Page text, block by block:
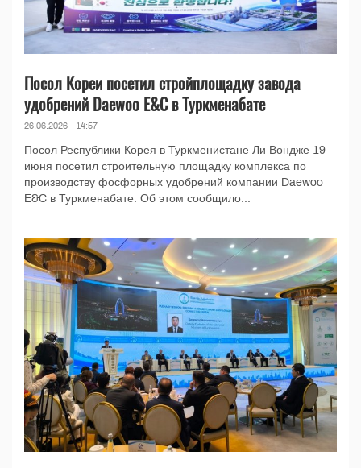
Посол Кореи посетил стройплощадку завода
удобрений Daewoo E&C в Туркменабате
26.06.2026 - 14:57
Посол Республики Корея в Туркменистане Ли Вондже 19
июня посетил строительную площадку комплекса по
производству фосфорных удобрений компании Daewoo
E&C в Туркменабате. Об этом сообщило...